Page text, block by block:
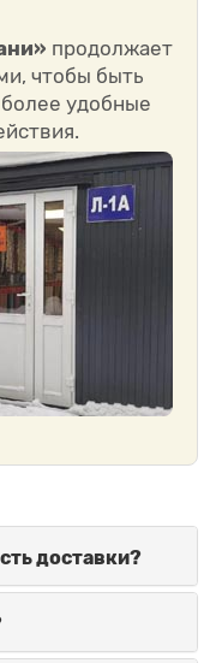
выбор для тех, кто
Материал красиво
создавать
сезона.
ткань остаётся
что делает её
так и среди
продолжает
чтобы быть
удобные
доставки?